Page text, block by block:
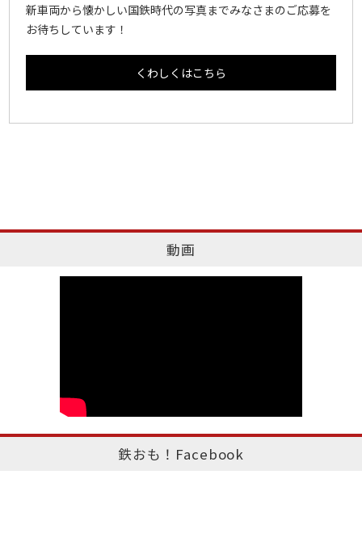
新車両から懐かしい国鉄時代の写真までみなさまのご応募を
お待ちしています！
くわしくはこちら
動画
鉄おも！Facebook